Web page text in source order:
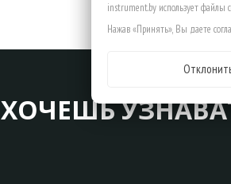
ХОЧЕШЬ
instrument.by использует файлы
Нажав «Принять», Вы даете